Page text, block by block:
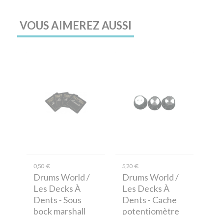
VOUS AIMEREZ AUSSI
0,50 €
Drums World /
Les Decks À
Dents - Sous
bock marshall
5,20 €
Drums World /
Les Decks À
Dents - Cache
potentiomètre